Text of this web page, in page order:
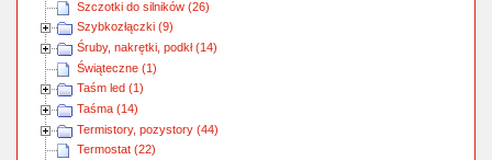
Szczotki do silników (26)
Szybkozłączki (9)
Śruby, nakrętki, podkł (14)
Świąteczne (1)
Taśm led (1)
Taśma (14)
Termistory, pozystory (44)
Termostat (22)